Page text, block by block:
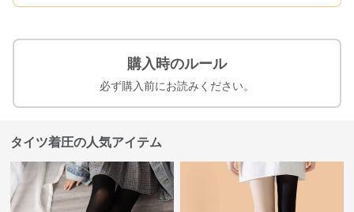
購入時のルール
必ず購入前にお読みください。
タイツ着圧の人気アイテム